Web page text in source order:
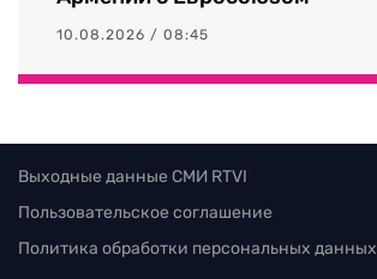
10.08.2026 / 08:45
Выходные данные СМИ RTVI
Пользовательское соглашение
Политика обработки персональных данных